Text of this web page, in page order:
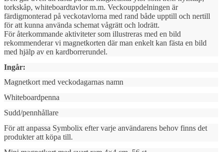
torkskåp, whiteboardtavlor m.m. Veckouppdelningen är
färdigmonterad på veckotavlorna med rand både upptill och nertill
för att kunna använda schemat vågrätt och lodrätt.
För återkommande aktiviteter som illustreras med en bild
rekommenderar vi magnetkorten där man enkelt kan fästa en bild
med hjälp av en kardborrerundel.
Ingår:
Magnetkort med veckodagarnas namn
Whiteboardpenna
Sudd/pennhållare
För att anpassa Symbolix efter varje användarens behov finns det
produkter att köpa till.